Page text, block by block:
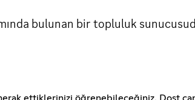
bulunan bir topluluk
ettiklerinizi öğrenebileceğiniz. Dost